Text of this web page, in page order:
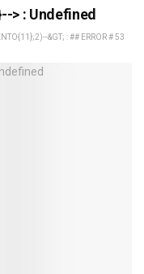
> : Undefined
&GT; : ## ERROR # 53